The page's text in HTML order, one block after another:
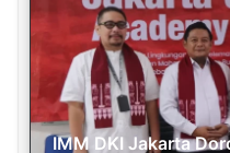
IMM DKI Jakarta